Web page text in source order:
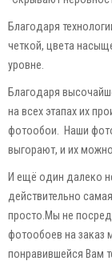
Благодаря
четкой, цвета
уровне.
Благодаря
на всех этапах их
фотообои. Наши
выгорают, и их
И ещё один далеко
действительно
просто.Мы не
фотообоев на заказ
понравившейся Вам